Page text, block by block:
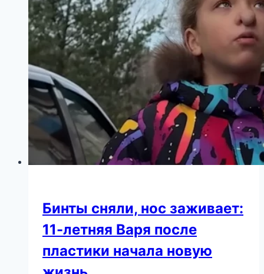
а
Пугачева
в
объятиях
младшей
дочери
Бинты сняли, нос заживает:
11-летняя Варя после
пластики начала новую